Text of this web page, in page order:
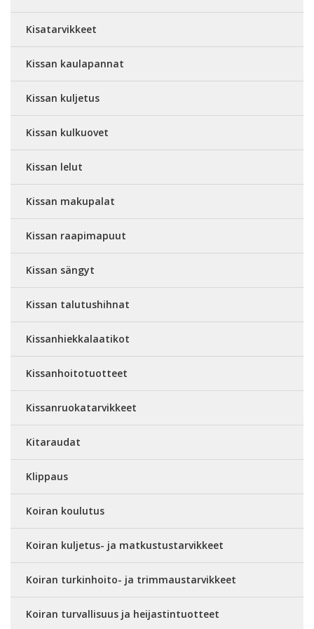
Kisatarvikkeet
Kissan kaulapannat
Kissan kuljetus
Kissan kulkuovet
Kissan lelut
Kissan makupalat
Kissan raapimapuut
Kissan sängyt
Kissan talutushihnat
Kissanhiekkalaatikot
Kissanhoitotuotteet
Kissanruokatarvikkeet
Kitaraudat
Klippaus
Koiran koulutus
Koiran kuljetus- ja matkustustarvikkeet
Koiran turkinhoito- ja trimmaustarvikkeet
Koiran turvallisuus ja heijastintuotteet